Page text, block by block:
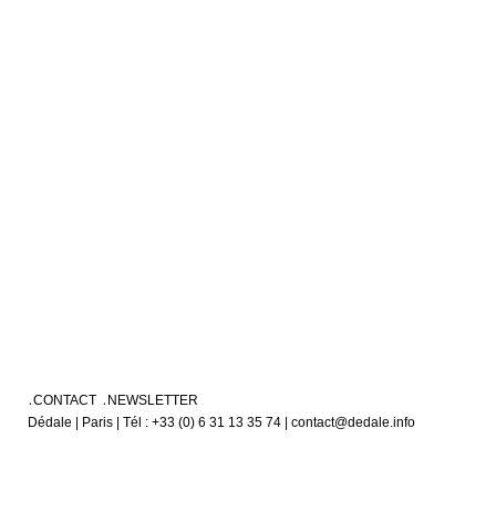
CONTACT
NEWSLETTER
Dédale | Paris | Tél : +33 (0) 6 31 13 35 74 | contact@dedale.info